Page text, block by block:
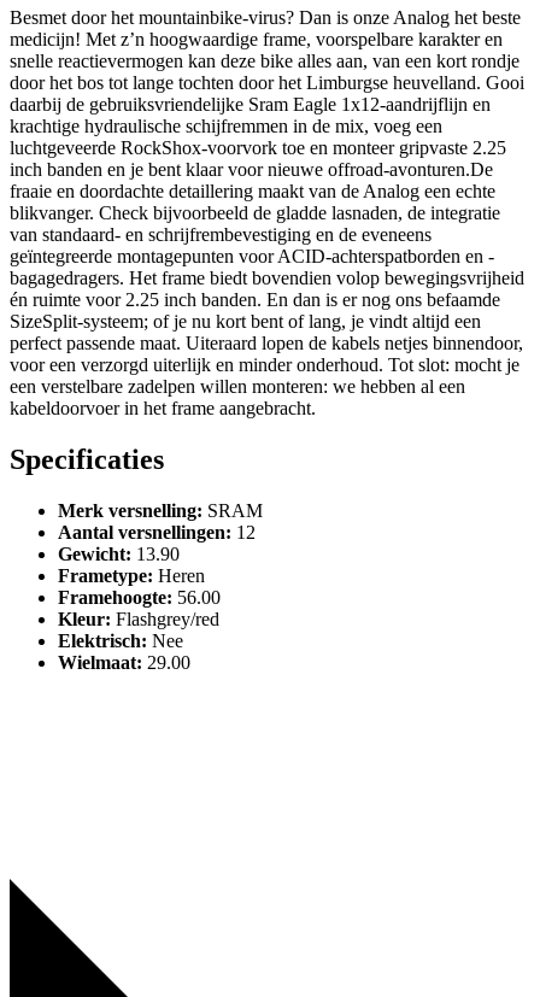
Besmet door het mountainbike-virus? Dan is onze Analog het beste
medicijn! Met z’n hoogwaardige frame, voorspelbare karakter en
snelle reactievermogen kan deze bike alles aan, van een kort rondje
door het bos tot lange tochten door het Limburgse heuvelland. Gooi
daarbij de gebruiksvriendelijke Sram Eagle 1x12-aandrijflijn en
krachtige hydraulische schijfremmen in de mix, voeg een
luchtgeveerde RockShox-voorvork toe en monteer gripvaste 2.25
inch banden en je bent klaar voor nieuwe offroad-avonturen.De
fraaie en doordachte detaillering maakt van de Analog een echte
blikvanger. Check bijvoorbeeld de gladde lasnaden, de integratie
van standaard- en schrijfrembevestiging en de eveneens
geïntegreerde montagepunten voor ACID-achterspatborden en -
bagagedragers. Het frame biedt bovendien volop bewegingsvrijheid
én ruimte voor 2.25 inch banden. En dan is er nog ons befaamde
SizeSplit-systeem; of je nu kort bent of lang, je vindt altijd een
perfect passende maat. Uiteraard lopen de kabels netjes binnendoor,
voor een verzorgd uiterlijk en minder onderhoud. Tot slot: mocht je
een verstelbare zadelpen willen monteren: we hebben al een
kabeldoorvoer in het frame aangebracht.
Specificaties
Merk versnelling: SRAM
Aantal versnellingen: 12
Gewicht: 13.90
Frametype: Heren
Framehoogte: 56.00
Kleur: Flashgrey/red
Elektrisch: Nee
Wielmaat: 29.00